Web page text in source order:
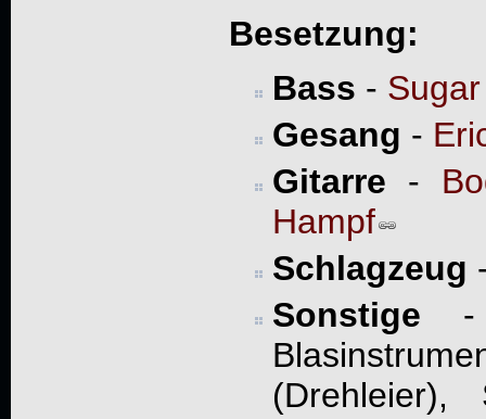
Besetzung:
Bass -
Gesang -
Gitarre -
Hampf
Schlagzeug
Sonstige -
(Drehleier),